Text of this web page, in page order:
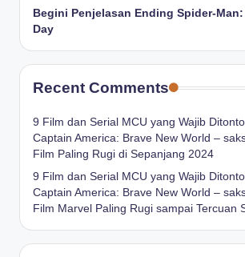
Begini Penjelasan Ending Spider-
Day
Recent Comments
9 Film dan Serial MCU yang Wajib
Captain America: Brave New World –
Film Paling Rugi di Sepanjang 2024
9 Film dan Serial MCU yang Wajib
Captain America: Brave New World –
Film Marvel Paling Rugi sampai Tercuan